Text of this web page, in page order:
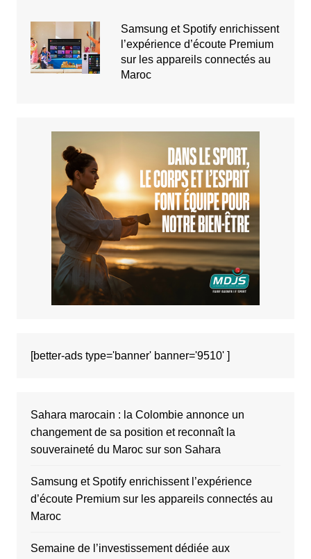
Samsung et Spotify enrichissent
l’expérience d’écoute Premium
sur les appareils connectés au
Maroc
[better-ads type='banner' banner='9510' ]
Sahara marocain : la Colombie annonce un
changement de sa position et reconnaît la
souveraineté du Maroc sur son Sahara
Samsung et Spotify enrichissent l’expérience
d’écoute Premium sur les appareils connectés au
Maroc
Semaine de l’investissement dédiée aux